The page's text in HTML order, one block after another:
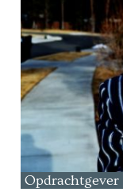
Opdrachtgever